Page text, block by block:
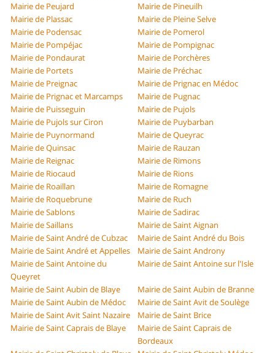
Mairie de Peujard
Mairie de Pineuilh
Mairie de Plassac
Mairie de Pleine Selve
Mairie de Podensac
Mairie de Pomerol
Mairie de Pompéjac
Mairie de Pompignac
Mairie de Pondaurat
Mairie de Porchères
Mairie de Portets
Mairie de Préchac
Mairie de Preignac
Mairie de Prignac en Médoc
Mairie de Prignac et Marcamps
Mairie de Pugnac
Mairie de Puisseguin
Mairie de Pujols
Mairie de Pujols sur Ciron
Mairie de Puybarban
Mairie de Puynormand
Mairie de Queyrac
Mairie de Quinsac
Mairie de Rauzan
Mairie de Reignac
Mairie de Rimons
Mairie de Riocaud
Mairie de Rions
Mairie de Roaillan
Mairie de Romagne
Mairie de Roquebrune
Mairie de Ruch
Mairie de Sablons
Mairie de Sadirac
Mairie de Saillans
Mairie de Saint Aignan
Mairie de Saint André de Cubzac
Mairie de Saint André du Bois
Mairie de Saint André et Appelles
Mairie de Saint Androny
Mairie de Saint Antoine du
Queyret
Mairie de Saint Antoine sur l'Isle
Mairie de Saint Aubin de Blaye
Mairie de Saint Aubin de Branne
Mairie de Saint Aubin de Médoc
Mairie de Saint Avit de Soulège
Mairie de Saint Avit Saint Nazaire
Mairie de Saint Brice
Mairie de Saint Caprais de Blaye
Mairie de Saint Caprais de
Bordeaux